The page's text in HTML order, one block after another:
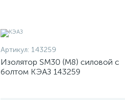
Артикул: 143259
Изолятор SM30 (М8) силовой с
болтом КЭАЗ 143259